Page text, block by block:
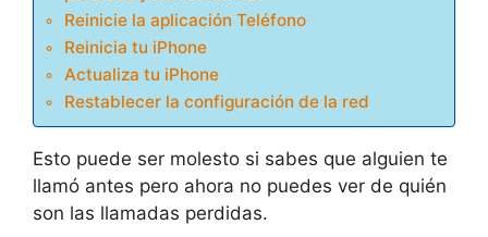
Reinicie la aplicación Teléfono
Reinicia tu iPhone
Actualiza tu iPhone
Restablecer la configuración de la red
Esto puede ser molesto si sabes que alguien te
llamó antes pero ahora no puedes ver de quién
son las llamadas perdidas.